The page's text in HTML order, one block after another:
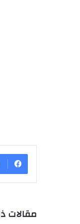
مقالات